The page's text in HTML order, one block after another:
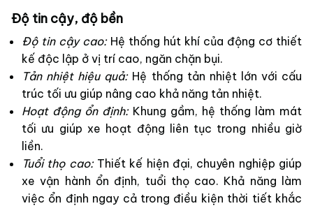
Độ tin cậy, độ bền
Độ tin cậy cao:Hệ thống hút khí của động cơ thiết
kế độc lập ở vị trí cao, ngăn chặn bụi.
Tản nhiệt hiệu quả:Hệ thống tản nhiệt lớn với cấu
trúc tối ưu giúp nâng cao khả năng tản nhiệt.
Hoạt động ổn định:Khung gầm, hệ thống làm mát
tối ưu giúp xe hoạt động liên tục trong nhiều giờ
liền.
Tuổi thọ cao:Thiết kế hiện đại, chuyên nghiệp giúp
xe vận hành ổn định, tuổi thọ cao. Khả năng làm
việc ổn định ngay cả trong điều kiện thời tiết khắc